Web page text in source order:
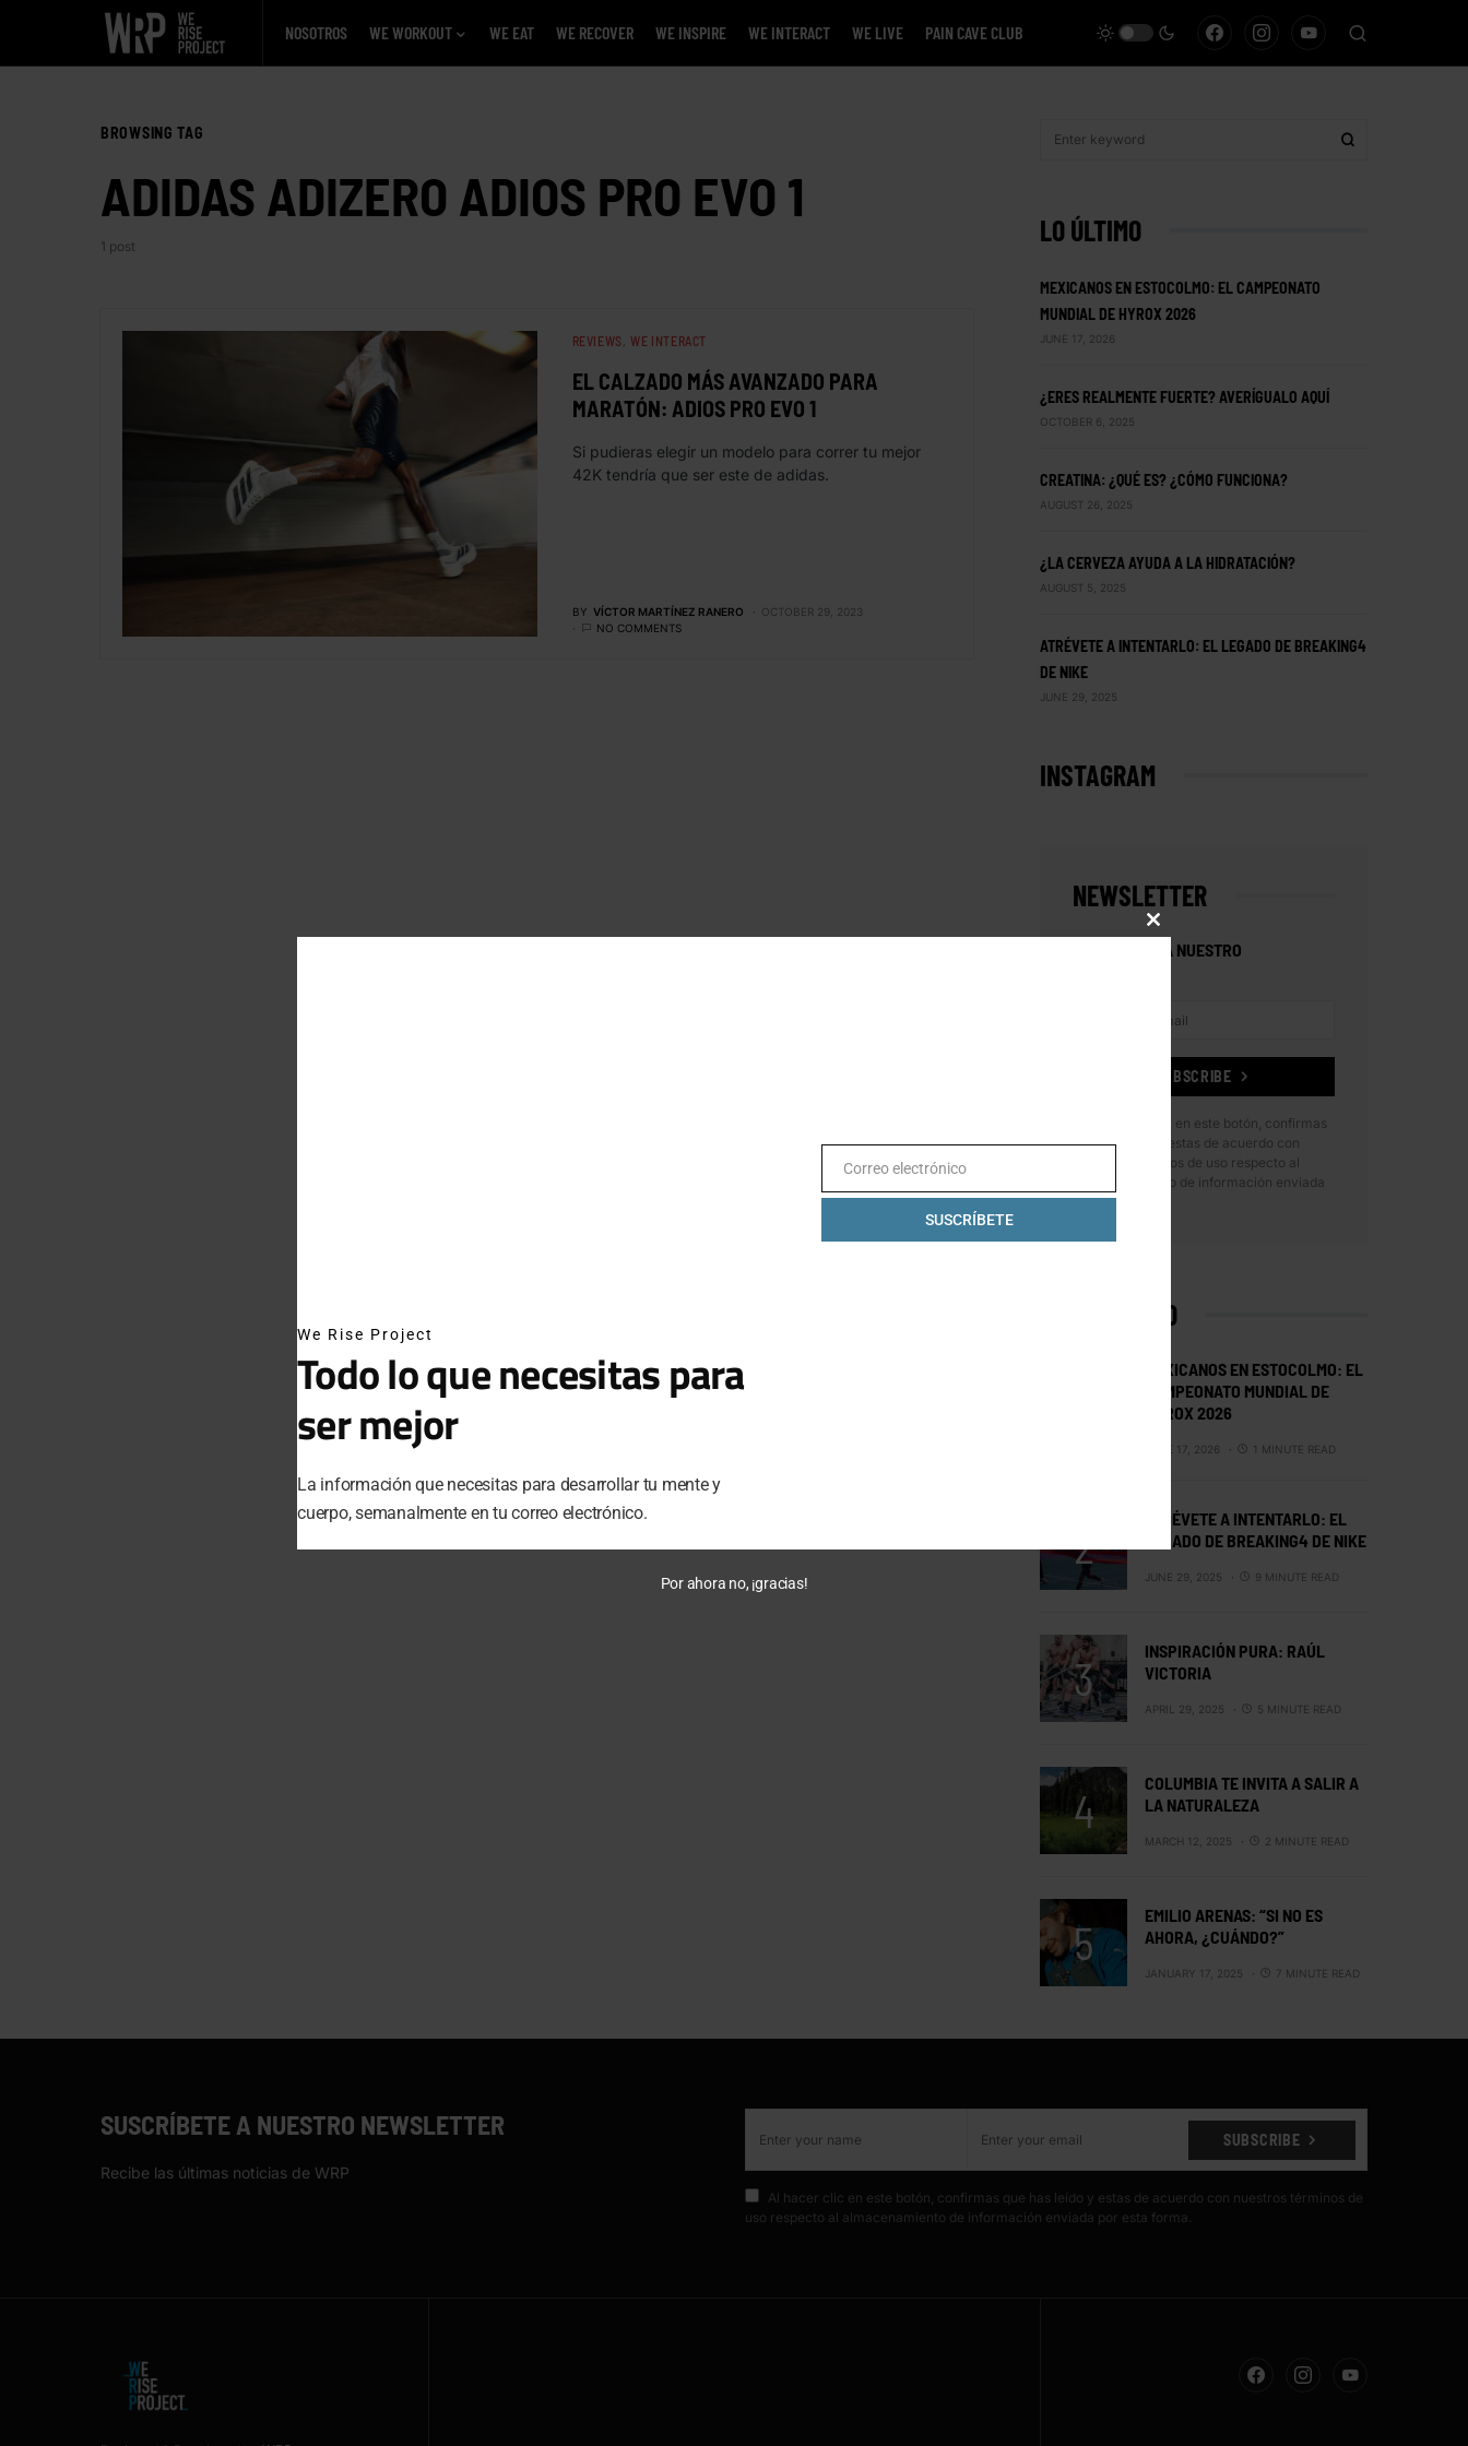
NOSOTROS WE WORKOUT WE EAT WE RECOVER WE INSPIRE WE INTERACT WE LIVE PAIN CAVE CLUB
BROWSING TAG
ADIDAS ADIZERO ADIOS PRO EVO 1
1 post
REVIEWS WE INTERACT
EL CALZADO MÁS AVANZADO PARA
MARATÓN: ADIOS PRO EVO 1
Si pudieras elegir un modelo para correr tu mejor
42K tendría que ser este de adidas.
BY VÍCTOR MARTÍNEZ RANERO
OCTOBER 29, 2023
NO COMMENTS
LO ÚLTIMO
MEXICANOS EN ESTOCOLMO: EL CAMPEONATO
MUNDIAL DE HYROX 2026
JUNE 17, 2026
¿ERES REALMENTE FUERTE? AVERÍGUALO AQUÍ
OCTOBER 6, 2025
CREATINA: ¿QUÉ ES? ¿CÓMO FUNCIONA?
AUGUST 26, 2025
¿LA CERVEZA AYUDA A LA HIDRATACIÓN?
AUGUST 5, 2025
ATRÉVETE A INTENTARLO: EL LEGADO DE BREAKING4
DE NIKE
JUNE 29, 2025
INSTAGRAM
NEWSLETTER
SUSCRÍBETE A NUESTRO
SUBSCRIBE
Al hacer clic en este botón, confirmas
que has leído y estas de acuerdo con
nuestros términos de uso respecto al
almacenamiento de información enviada
por esta forma.
LO MÁS VISTO
MEXICANOS EN ESTOCOLMO: EL
CAMPEONATO MUNDIAL DE
HYROX 2026
JUNE 17, 2026 1 MINUTE READ
ATRÉVETE A INTENTARLO: EL
LEGADO DE BREAKING4 DE NIKE
JUNE 29, 2025 9 MINUTE READ
INSPIRACIÓN PURA: RAÚL
VICTORIA
APRIL 29, 2025 5 MINUTE READ
COLUMBIA TE INVITA A SALIR A
LA NATURALEZA
MARCH 12, 2025 2 MINUTE READ
EMILIO ARENAS: “SI NO ES
AHORA, ¿CUÁNDO?”
JANUARY 17, 2025 7 MINUTE READ
SUSCRÍBETE A NUESTRO NEWSLETTER
Recibe las últimas noticias de WRP
SUBSCRIBE
Al hacer clic en este botón, confirmas que has leído y estas de acuerdo con nuestros términos de
uso respecto al almacenamiento de información enviada por esta forma.
CLOSE
THIS
We Rise Project
Todo lo que necesitas para
ser mejor
La información que necesitas para desarrollar tu mente y
cuerpo, semanalmente en tu correo electrónico.
EmailCorreo electrónico
SUSCRÍBETE
Por ahora no, ¡gracias!